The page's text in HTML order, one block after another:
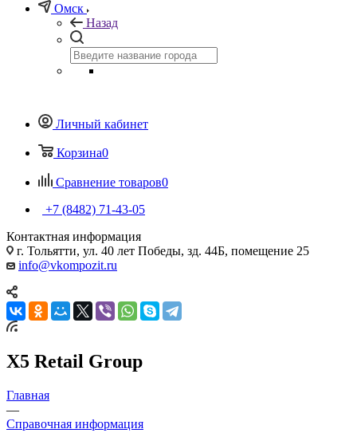
Омск
Назад
Личный кабинет
Корзина0
Сравнение товаров0
+7 (8482) 71-43-05
Контактная информация
г. Тольятти, ул. 40 лет Победы, зд. 44Б, помещение 25
info@vkompozit.ru
X5 Retail Group
Главная
—
Справочная информация